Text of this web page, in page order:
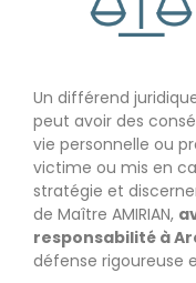
Un différend
peut avoir des
vie personnelle ou
victime ou mis en
stratégie et
de Maître AMIRIAN,
responsabilité à
défense rigoureuse